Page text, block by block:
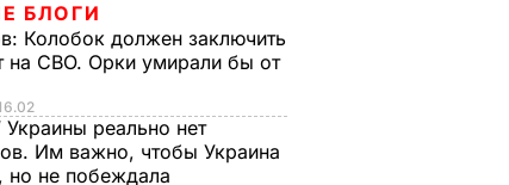
БЛОГИ
Колобок должен заключить
на СВО. Орки умирали бы от
Украины реально нет
Им важно, чтобы Украина
но не побеждала